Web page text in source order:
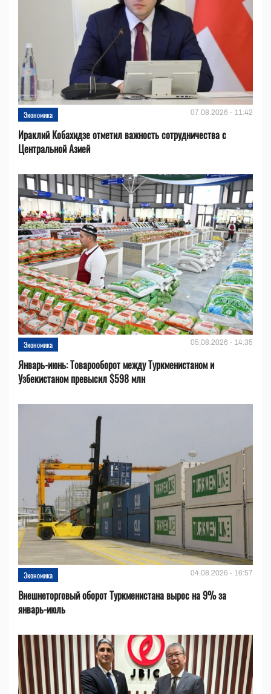
Экономика 07.08.2026 - 11:42
Ираклий Кобахидзе отметил важность сотрудничества с
Центральной Азией
Экономика 05.08.2026 - 14:35
Январь-июнь: Товарооборот между Туркменистаном и
Узбекистаном превысил $598 млн
Экономика 04.08.2026 - 16:57
Внешнеторговый оборот Туркменистана вырос на 9% за
январь-июль